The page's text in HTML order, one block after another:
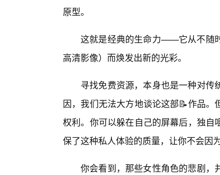
原型。
这就是经典的生命力——它从不随
高清影像）而焕发出新的光彩。
寻找免费资源，本身也是一种对
因，我们无法大方地谈论这部📝作品
权利。你可以躲在自己的屏幕后，独
保了这种私人体验的质量，让你不会因
你会看到，那些女性角色的悲剧，